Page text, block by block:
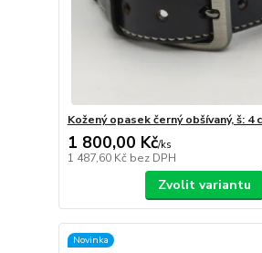
Kožený opasek černý obšívaný, š: 4
1 800,00 Kč/ks
1 487,60 Kč bez DPH
Zvolit variantu
Novinka